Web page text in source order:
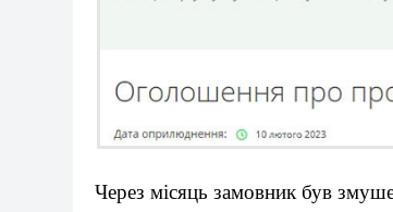
Через місяць замовник був